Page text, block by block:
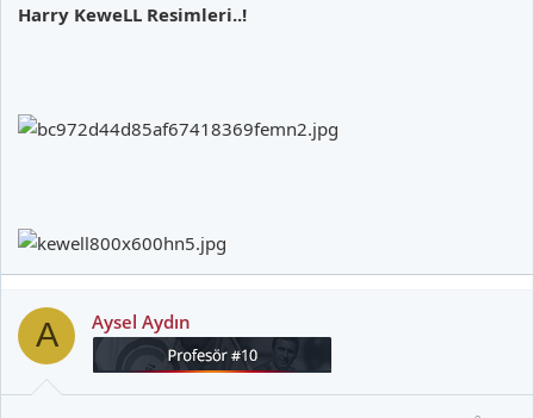
Harry KeweLL Resimleri..!
A Aysel Aydın